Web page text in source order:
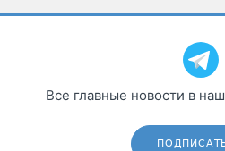
Все главные новости в